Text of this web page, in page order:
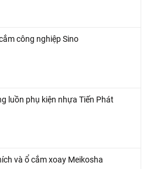
công nghiệp Sino
luồn phụ kiện nhựa Tiến Phát
và ổ cắm xoay Meikosha